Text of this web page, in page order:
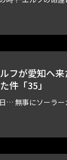
フが愛知へ
件「35」
… 無事にソーラー